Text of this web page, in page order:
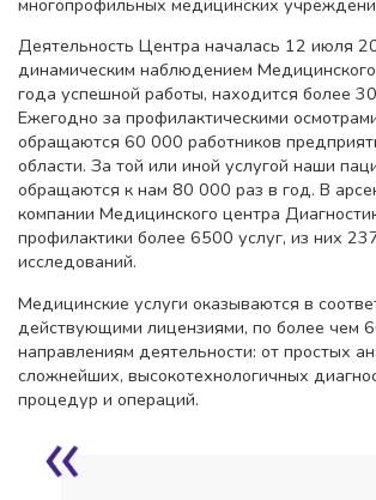
многопрофильных медицинских
Деятельность Центра началась 12 июля
динамическим наблюдением
года успешной работы, находится более
Ежегодно за профилактическими
обращаются 60 000 работников
области. За той или иной услугой наши
обращаются к нам 80 000 раз в год. В
компании Медицинского центра
профилактики более 6500 услуг, из них
исследований.
Медицинские услуги оказываются в
действующими лицензиями, по более чем
направлениям деятельности: от простых
сложнейших, высокотехнологичных
процедур и операций.